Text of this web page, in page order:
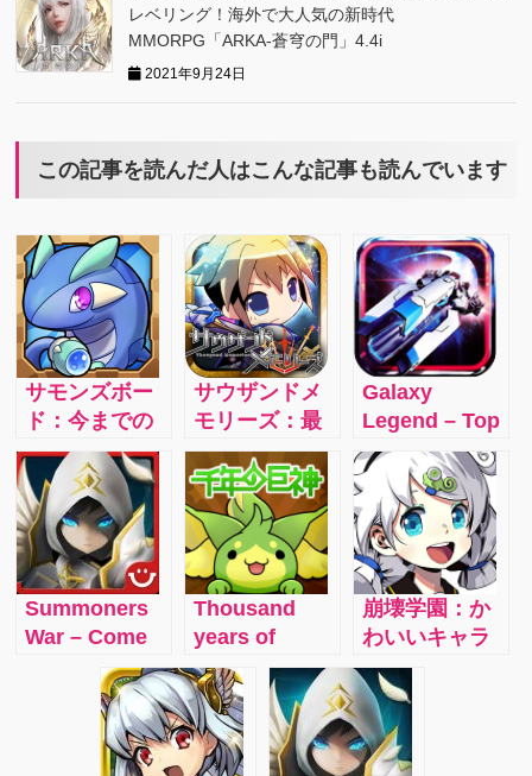
レベリング！海外で大人気の新時代
MMORPG「ARKA‐蒼穹の門」4.4i
2021年9月24日
この記事を読んだ人はこんな記事も読んでいます
サモンズボー
ド：今までの
スマホアプリ
とは違う戦略
的要素の入っ
たRPG
サウザンドメ
モリーズ：最
近のパズルゲ
ームに飽きて
きたあなた
に！
Galaxy
Legend – Top
1 Strategy
Space War
Game
Summoners
War – Come
explore a
world under
battle over
the vital
Thousand
years of
Kyoshin –
Friends and
Yurutto
cooperative
崩壊学園：か
わいいキャラ
クターを操作
してかわいい
ゾンビを倒し
ていこう！